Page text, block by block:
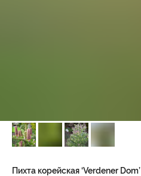
Пихта корейская ‘Verdener Dom’